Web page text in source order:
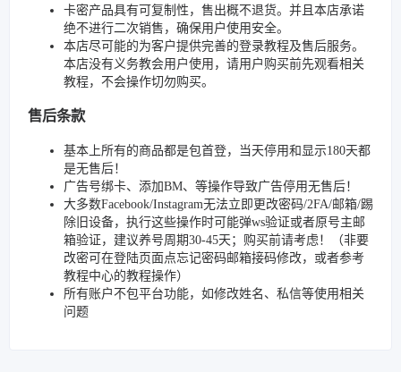
卡密产品具有可复制性，售出概不退货。并且本店承诺
绝不进行二次销售，确保用户使用安全。
本店尽可能的为客户提供完善的登录教程及售后服务。
本店没有义务教会用户使用，请用户购买前先观看相关
教程，不会操作切勿购买。
售后条款
基本上所有的商品都是包首登，当天停用和显示180天都
是无售后！
广告号绑卡、添加BM、等操作导致广告停用无售后！
大多数Facebook/Instagram无法立即更改密码/2FA/邮箱/踢
除旧设备，执行这些操作时可能弹ws验证或者原号主邮
箱验证，建议养号周期30-45天；购买前请考虑！（非要
改密可在登陆页面点忘记密码邮箱接码修改，或者参考
教程中心的教程操作）
所有账户不包平台功能，如修改姓名、私信等使用相关
问题